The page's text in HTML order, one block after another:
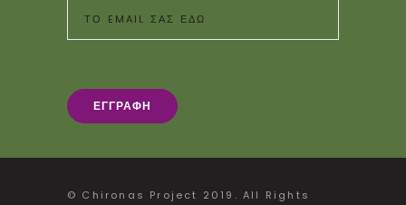
© Chironas Project 2019. All Rights